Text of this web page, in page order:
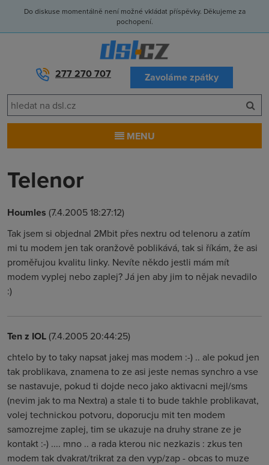
Do diskuse momentálně není možné vkládat příspěvky. Děkujeme za
pochopení.
277 270 707 Zavoláme zpátky
MENU
Telenor
Houmles (7.4.2005 18:27:12)
Tak jsem si objednal 2Mbit přes nextru od telenoru a zatím
mi tu modem jen tak oranžově poblikává, tak si říkám, že asi
proměřujou kvalitu linky. Nevíte někdo jestli mám mít
modem vyplej nebo zaplej? Já jen aby jim to nějak nevadilo
:)
Ten z IOL(7.4.2005 20:44:25)
chtelo by to taky napsat jakej mas modem :-) .. ale pokud jen
tak problikava, znamena to ze asi jeste nemas synchro a vse
se nastavuje, pokud ti dojde neco jako aktivacni mejl/sms
(nevim jak to ma Nextra) a stale ti to bude takhle problikavat,
volej technickou potvoru, doporucju mit ten modem
samozrejme zaplej, tim se ukazuje na druhy strane ze je
kontakt :-) .... mno .. a rada kterou nic nezkazis : zkus ten
modem tak dvakrat/trikrat za den vyp/zap - obcas to muze